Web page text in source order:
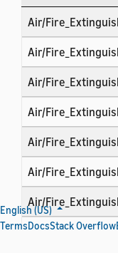
カテゴリー
Air/
Air/
Air/
Air/
Air/
Air/
Air/
Air/
English (US)
TermsDocsStack Overflow